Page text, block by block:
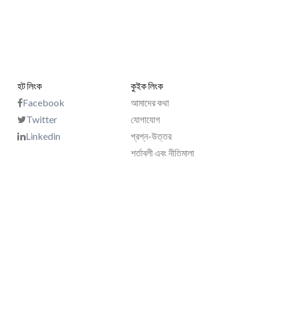
হট লিংক
Facebook
Twitter
Linkedin
কুইক লিংক
আমাদের কথা
যোগাযোগ
প্রশ্ন-উত্তর
শর্তাবলী এবং নীতিমালা